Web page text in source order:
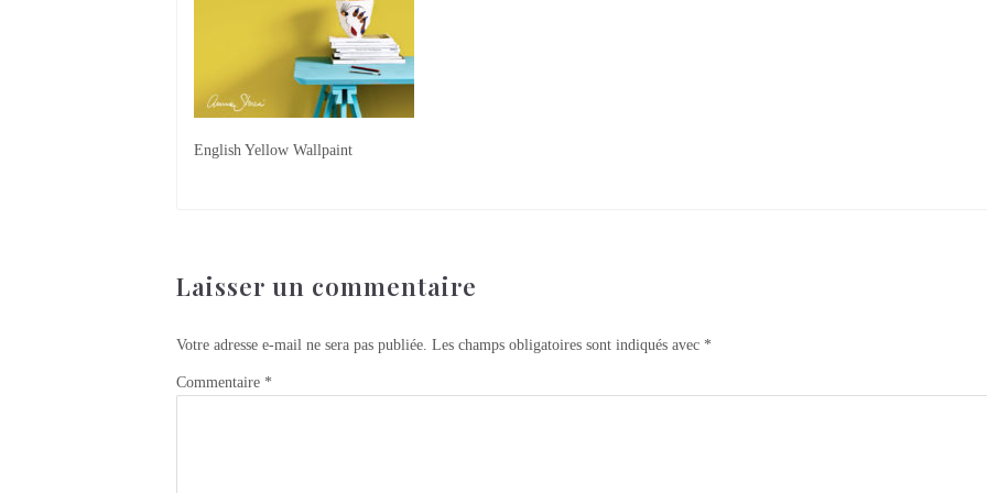
English Yellow Wallpaint
Laisser un commentaire
Votre adresse e-mail ne sera pas publiée. Les champs obligatoires sont indiqués avec *
Commentaire *